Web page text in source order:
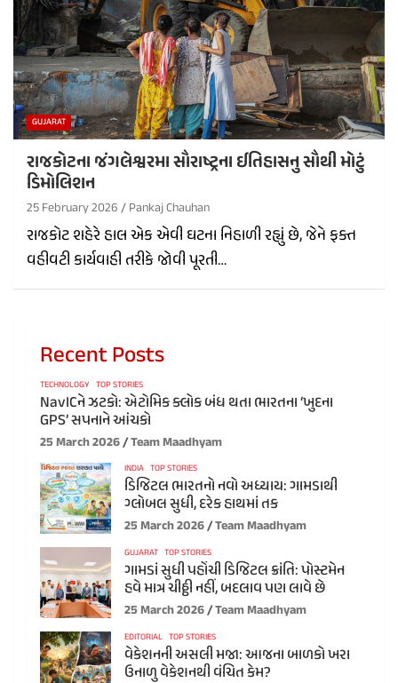
GUJARAT
રાજકોટના જંગલેશ્વરમા સૌરાષ્ટ્રના ઈતિહાસનુ સૌથી મોટું
ડિમોલિશન
25 February 2026 Pankaj Chauhan
રાજકોટ શહેરે હાલ એક એવી ઘટના નિહાળી રહ્યું છે, જેને ફક્ત
વહીવટી કાર્યવાહી તરીકે જોવી પૂરતી…
Recent Posts
TECHNOLOGY TOP STORIES
NavICને ઝટકો: એટોમિક ક્લોક બંધ થતા ભારતના ‘ખુદના
GPS’ સપનાને આંચકો
25 March 2026 Team Maadhyam
INDIA TOP STORIES
ડિજિટલ ભારતનો નવો અધ્યાય: ગામડાથી
ગ્લોબલ સુધી, દરેક હાથમાં તક
25 March 2026 Team Maadhyam
GUJARAT TOP STORIES
ગામડાં સુધી પહોંચી ડિજિટલ ક્રાંતિ: પોસ્ટમેન
હવે માત્ર ચીઠ્ઠી નહીં, બદલાવ પણ લાવે છે
25 March 2026 Team Maadhyam
EDITORIAL TOP STORIES
વેકેશનની અસલી મજા: આજના બાળકો ખરા
ઉનાળુ વેકેશનથી વંચિત કેમ?